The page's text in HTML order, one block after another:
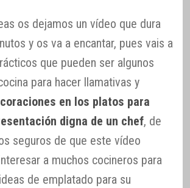
os dejamos un vídeo que dura
y os va a encantar, pues vais a
que pueden ser algunos
para hacer llamativas y
en los platos para
digna de un chef, de
seguros de que este vídeo
a muchos cocineros para
de emplatado para su